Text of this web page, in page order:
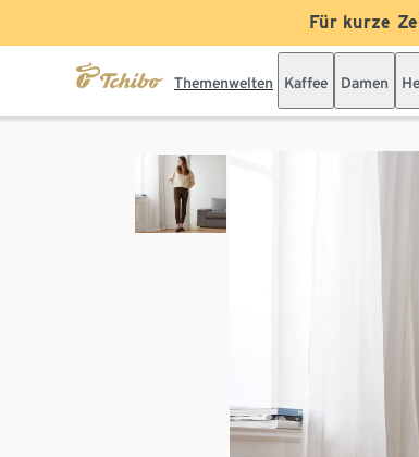
Für kurze
Themenwelten Kaffee Damen